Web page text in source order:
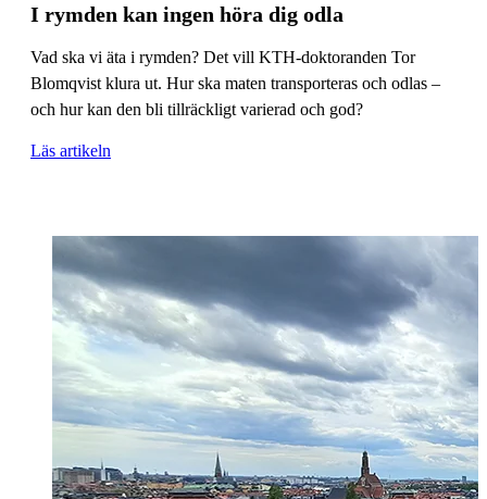
I rymden kan ingen höra dig odla
Vad ska vi äta i rymden? Det vill KTH-doktoranden Tor
Blomqvist klura ut. Hur ska maten transporteras och odlas –
och hur kan den bli tillräckligt varierad och god?
Läs artikeln